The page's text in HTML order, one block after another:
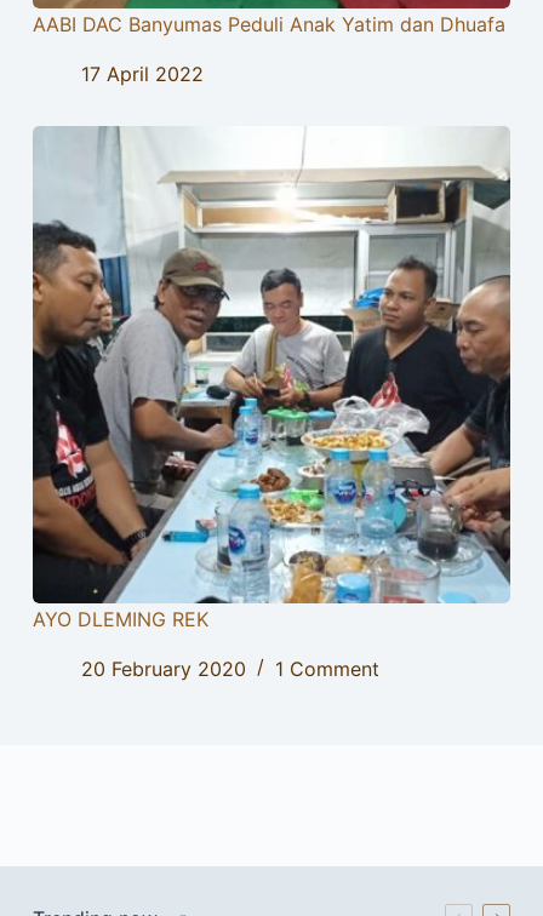
AABI DAC Banyumas Peduli Anak Yatim dan Dhuafa
17 April 2022
AYO DLEMING REK
20 February 2020 1 Comment